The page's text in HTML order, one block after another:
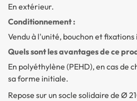
En extérieur.
Conditionnement :
Vendu à l'unité, bouchon et fixations
Quels sont les avantages de ce
En polyéthylène (PEHD), en cas de
sa forme initiale.
Repose sur un socle solidaire de Ø